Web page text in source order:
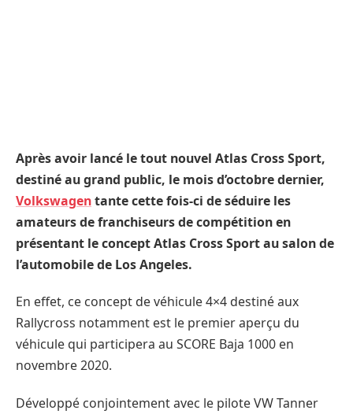
Après avoir lancé le tout nouvel Atlas Cross Sport,
destiné au grand public, le mois d’octobre dernier,
Volkswagentante cette fois-ci de séduire les
amateurs de franchiseurs de compétition en
présentant le concept Atlas Cross Sport au salon de
l’automobile de Los Angeles.
En effet, ce concept de véhicule 4×4 destiné aux
Rallycross notamment est le premier aperçu du
véhicule qui participera au SCORE Baja 1000 en
novembre 2020.
Développé conjointement avec le pilote VW Tanner